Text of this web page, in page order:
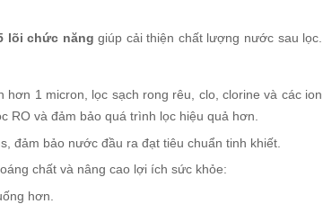
lõi chức năng giúp cải thiện chất lượng nước sau lọc.
1 micron, lọc sạch rong rêu, clo, clorine và các ion
RO và đảm bảo quá trình lọc hiệu quả hơn.
đảm bảo nước đầu ra đạt tiêu chuẩn tinh khiết.
chất và nâng cao lợi ích sức khỏe:
hơn.